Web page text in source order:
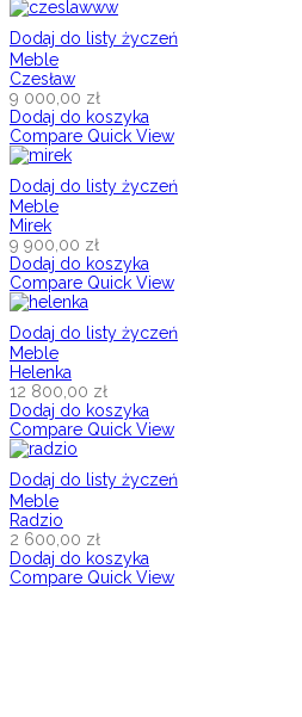
Dodaj do listy życzeń
Meble
Czesław
9 000,00 zł
Dodaj do koszyka
Compare Quick View
Dodaj do listy życzeń
Meble
Mirek
9 900,00 zł
Dodaj do koszyka
Compare Quick View
Dodaj do listy życzeń
Meble
Helenka
12 800,00 zł
Dodaj do koszyka
Compare Quick View
Dodaj do listy życzeń
Meble
Radzio
2 600,00 zł
Dodaj do koszyka
Compare Quick View